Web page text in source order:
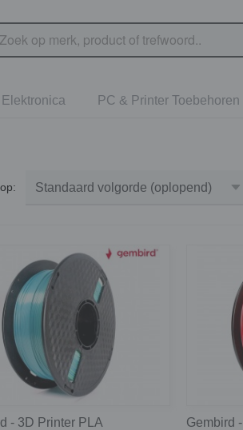
Elektronica PC & Printer Toebehoren
op:
- 3D Printer PLA
Gembird